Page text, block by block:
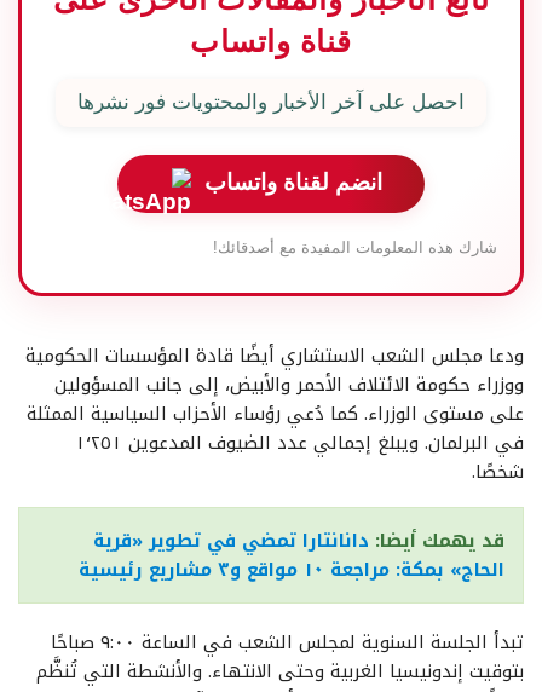
قناة واتساب
احصل على آخر الأخبار والمحتويات فور نشرها
انضم لقناة واتساب
شارك هذه المعلومات المفيدة مع أصدقائك!
ودعا مجلس الشعب الاستشاري أيضًا قادة المؤسسات الحكومية
ووزراء حكومة الائتلاف الأحمر والأبيض، إلى جانب المسؤولين
على مستوى الوزراء. كما دُعي رؤساء الأحزاب السياسية الممثلة
في البرلمان. ويبلغ إجمالي عدد الضيوف المدعوين ١٬٢٥١
شخصًا.
قد يهمك أيضا: دانانتارا تمضي في تطوير «قرية
الحاج» بمكة: مراجعة ١٠ مواقع و٣ مشاريع رئيسية
تبدأ الجلسة السنوية لمجلس الشعب في الساعة ٩:٠٠ صباحًا
بتوقيت إندونيسيا الغربية وحتى الانتهاء. والأنشطة التي تُنظَّم